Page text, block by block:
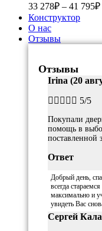
33 278₽ – 41 795₽
Конструктор
О нас
Отзывы
Отзывы
Irina (20
     5/5
Покупали
помощь в
поставленной
Ответ
Добрый день,
всегда
максимально и
увидеть Вас
Сергей